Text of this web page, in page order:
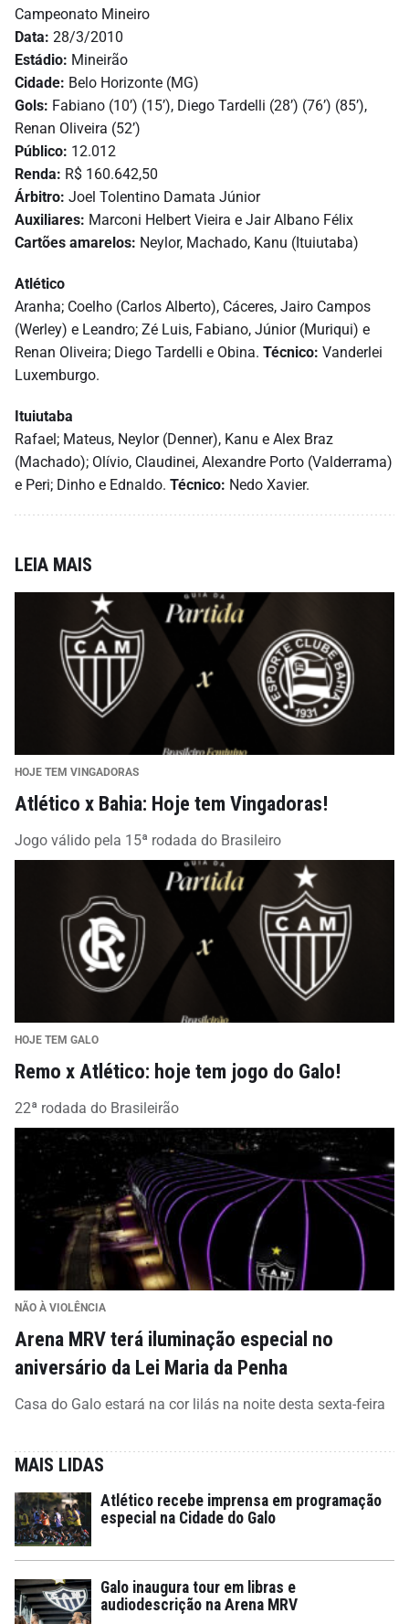
Campeonato Mineiro
Data: 28/3/2010
Estádio: Mineirão
Cidade: Belo Horizonte (MG)
Gols: Fabiano (10’) (15’), Diego Tardelli (28’) (76’) (85’),
Renan Oliveira (52’)
Público: 12.012
Renda: R$ 160.642,50
Árbitro: Joel Tolentino Damata Júnior
Auxiliares: Marconi Helbert Vieira e Jair Albano Félix
Cartões amarelos: Neylor, Machado, Kanu (Ituiutaba)
Atlético
Aranha; Coelho (Carlos Alberto), Cáceres, Jairo Campos
(Werley) e Leandro; Zé Luis, Fabiano, Júnior (Muriqui) e
Renan Oliveira; Diego Tardelli e Obina. Técnico: Vanderlei
Luxemburgo.
Ituiutaba
Rafael; Mateus, Neylor (Denner), Kanu e Alex Braz
(Machado); Olívio, Claudinei, Alexandre Porto (Valderrama)
e Peri; Dinho e Ednaldo. Técnico: Nedo Xavier.
LEIA MAIS
HOJE TEM VINGADORAS
Atlético x Bahia: Hoje tem Vingadoras!
Jogo válido pela 15ª rodada do Brasileiro
HOJE TEM GALO
Remo x Atlético: hoje tem jogo do Galo!
22ª rodada do Brasileirão
NÃO À VIOLÊNCIA
Arena MRV terá iluminação especial no
aniversário da Lei Maria da Penha
Casa do Galo estará na cor lilás na noite desta sexta-feira
MAIS LIDAS
Atlético recebe imprensa em programação
especial na Cidade do Galo
Galo inaugura tour em libras e
audiodescrição na Arena MRV